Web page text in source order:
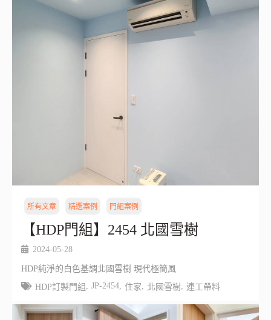
所有文章 精選案例 門組案例
【HDP門組】2454 北國雪樹
2024-05-28
HDP純淨的白色基調北國雪樹 現代極簡風
HDP訂製門組
JP-2454, 住家 北國雪樹, 連工帶料